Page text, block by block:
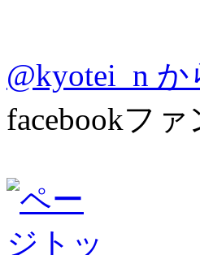
@kyotei_n
facebookフ